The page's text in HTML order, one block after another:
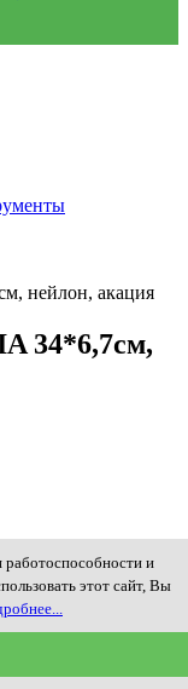
нейлон, акация
34*6,7см,
работоспособности и
этот сайт, Вы